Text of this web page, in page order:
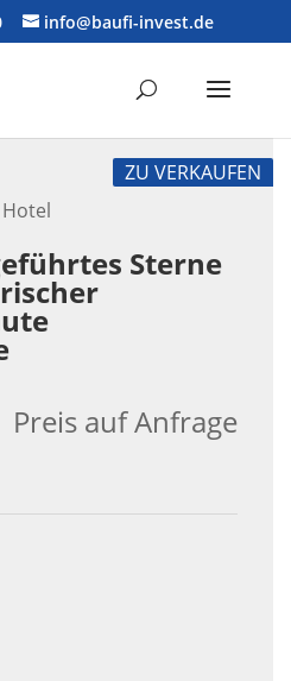
info@baufi-invest.de
ZU VERKAUFEN
Sterne
Preis auf Anfrage